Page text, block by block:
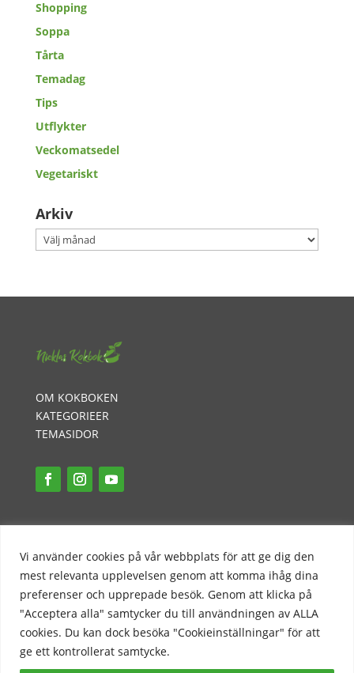
Vi använder cookies på vår webbplats för att ge dig den
mest relevanta upplevelsen genom att komma ihåg dina
preferenser och upprepade besök. Genom att klicka på
"Acceptera alla" samtycker du till användningen av ALLA
cookies. Du kan dock besöka "Cookieinställningar" för att
ge ett kontrollerat samtycke.
Shopping
Soppa
Tårta
Temadag
Tips
Utflykter
Veckomatsedel
Vegetariskt
Arkiv
Arkiv
OM KOKBOKEN
KATEGORIEER
TEMASIDOR
PR-POLICY
KONTAKT